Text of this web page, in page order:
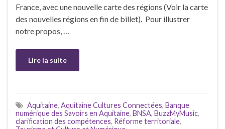
France, avec une nouvelle carte des régions (Voir la carte
des nouvelles régions en fin de billet). Pour illustrer
notre propos, …
Lire la suite
Aquitaine, Aquitaine Cultures Connectées, Banque
numérique des Savoirs en Aquitaine, BNSA, BuzzMyMusic,
clarification des compétences, Réforme territoriale,